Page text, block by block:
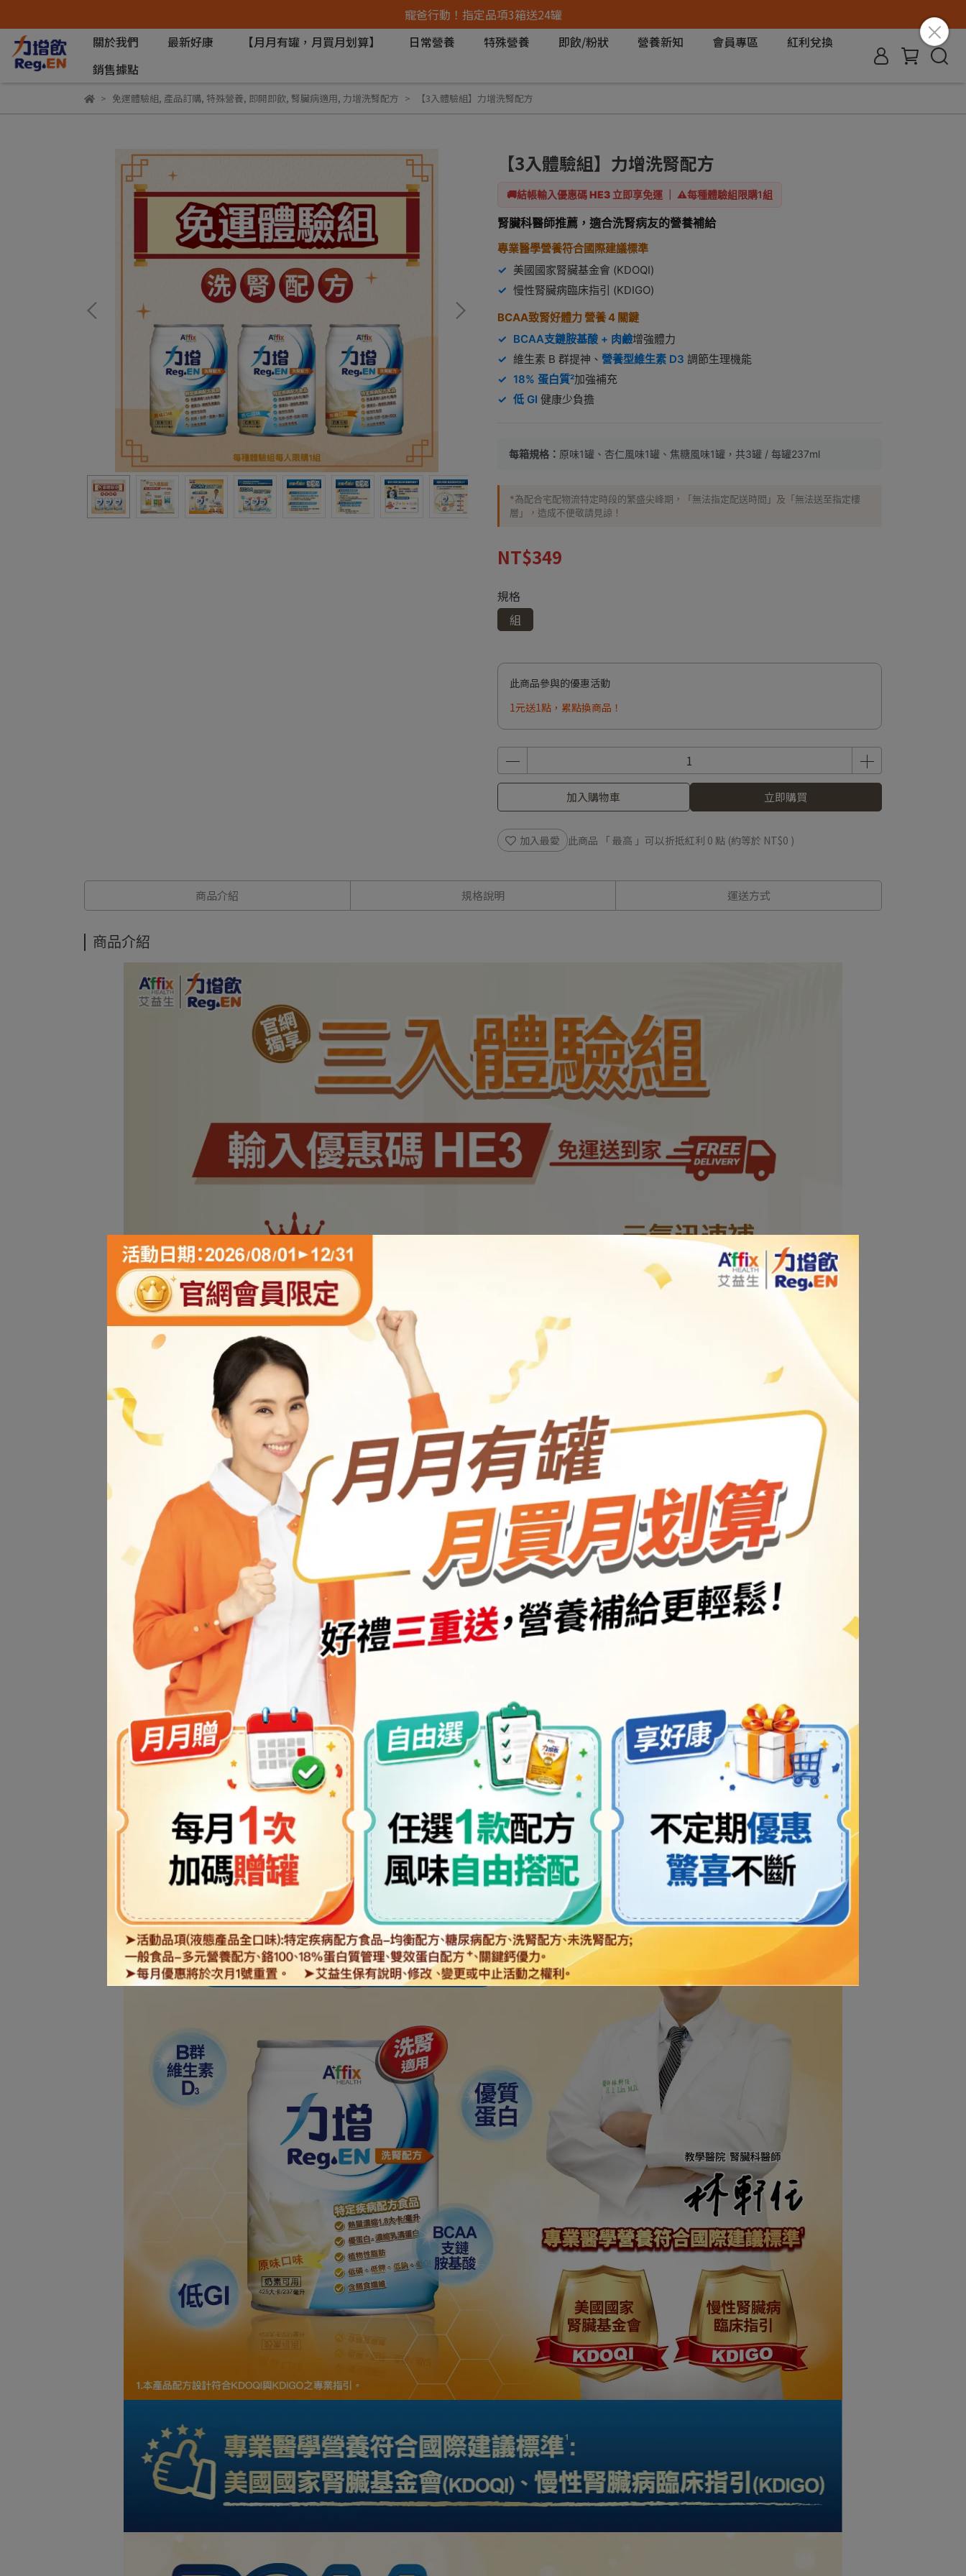
寵爸行動！指定品項3箱送24罐
關於我們
最新好康 【月月有罐，月買月划算】 日常營養 特殊營養 即飲/粉狀 營養新知 會員專區
紅利兌換
銷售據點
免運體驗組, 產品訂購, 特殊營養, 即開即飲, 腎臟病適用, 力增洗腎配方 【3入體驗組】力增洗腎配方
【3入體驗組】力增洗腎配方
🚚結帳輸入優惠碼HE3 立即享免運 ｜ ⚠️每種體驗組限購1組
腎臟科醫師推薦，適合洗腎病友的營養補給
專業醫學營養符合國際建議標準
✓ 美國國家腎臟基金會 (KDOQI)
✓ 慢性腎臟病臨床指引 (KDIGO)
BCAA致腎好體力 營養 4 關鍵
✓ BCAA支鏈胺基酸 + 肉鹼增強體力
✓ 維生素 B 群提神、 營養型維生素 D3 調節生理機能
✓ 18% 蛋白質²加強補充
✓ 低 GI 健康少負擔
每箱規格： 原味1罐、杏仁風味1罐、焦糖風味1罐，共3罐 / 每罐237ml
*為配合宅配物流特定時段的繁盛尖峰期，「無法指定配送時間」及「無法送至指定樓
層」，造成不便敬請見諒！
NT$349
規格
組
此商品參與的優惠活動
1元送1點，累點換商品！
加入購物車 立即購買
加入最愛 此商品 「 最高 」可以折抵紅利 0 點 (約等於 NT$0 )
商品介紹 規格說明 運送方式
商品介紹